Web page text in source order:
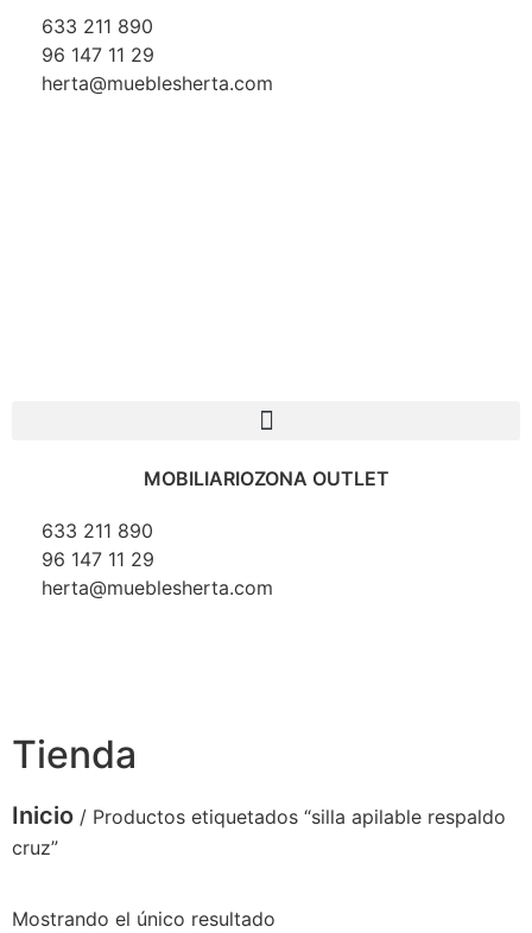
633 211 890
96 147 11 29
herta@mueblesherta.com
MOBILIARIOZONA OUTLET
633 211 890
96 147 11 29
herta@mueblesherta.com
Tienda
Inicio / Productos etiquetados “silla apilable respaldo
cruz”
Mostrando el único resultado